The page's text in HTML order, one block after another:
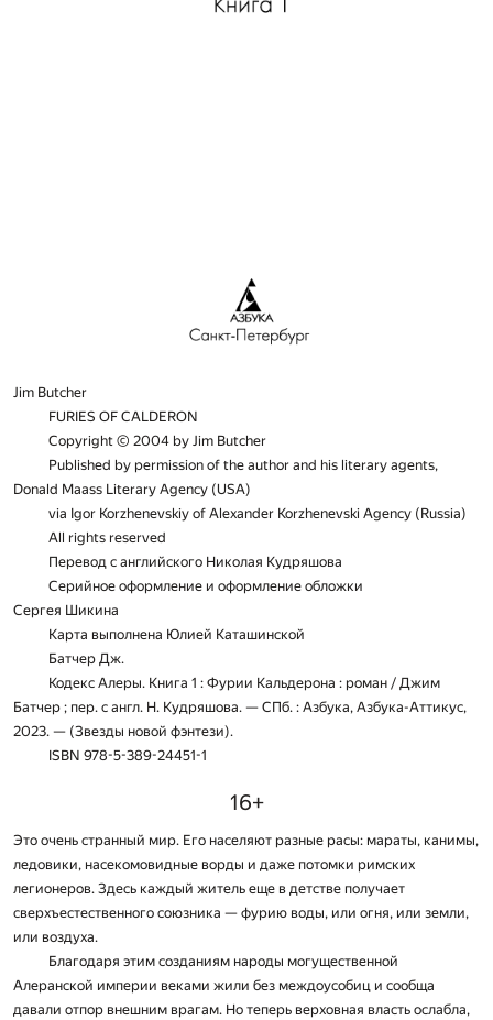
Jim Butcher
FURIES OF CALDERON
Copyright © 2004 by Jim Butcher
Published by permission of the author and his literary agents,
Donald Maass Literary Agency (USA)
via Igor Korzhenevskiy of Alexander Korzhenevski Agency (Russia)
All rights reserved
Перевод с английского Николая Кудряшова
Серийное оформление и оформление обложки
Сергея Шикина
Карта выполнена Юлией Каташинской
Батчер Дж.
Кодекс Алеры. Книга 1 : Фурии Кальдерона : роман / Джим
Батчер ; пер. с англ. Н. Кудряшова. — СПб. : Азбука, Азбука-Аттикус,
2023. — (Звезды новой фэнтези).
ISBN 978-5-389-24451-1
16+
Это очень странный мир. Его населяют разные расы: мараты, канимы,
ледовики, насекомовидные ворды и даже потомки римских
легионеров. Здесь каждый житель еще в детстве получает
сверхъестественного союзника — фурию воды, или огня, или земли,
или воздуха.
Благодаря этим созданиям народы могущественной
Алеранской им­перии веками жили без междоусобиц и сообща
давали отпор внешним врагам. Но теперь верховная власть ослабла,